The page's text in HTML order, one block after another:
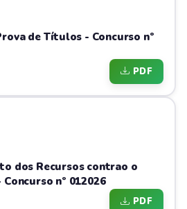
de Títulos - Concurso nº
PDF
dos Recursos contrao o
nº 012026
PDF